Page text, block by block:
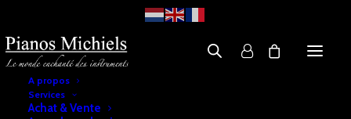
A propos
Services
Achat & Vente